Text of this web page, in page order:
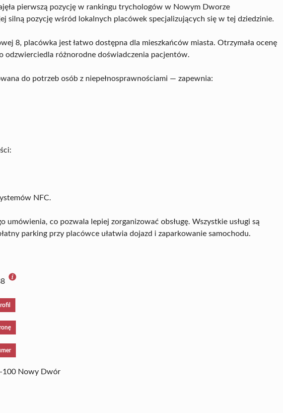
pierwszą pozycję w rankingu trychologów w Nowym Dworze
silną pozycję wśród lokalnych placówek specjalizujących się w tej dziedzinie.
8, placówka jest łatwo dostępna dla mieszkańców miasta. Otrzymała ocenę
odzwierciedla różnorodne doświadczenia pacjentów.
do potrzeb osób z niepełnosprawnościami — zapewnia:
NFC.
umówienia, co pozwala lepiej zorganizować obsługę. Wszystkie usługi są
parking przy placówce ułatwia dojazd i zaparkowanie samochodu.
100 Nowy Dwór